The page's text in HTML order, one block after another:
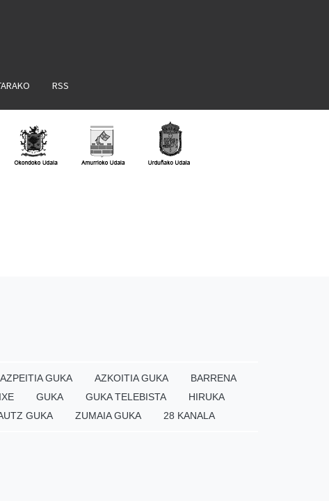
RSS
AZPEITIA GUKA AZKOITIA GUKA
BARRENA
GUKA GUKA TELEBISTA
HIRUKA
GUKA ZUMAIA GUKA 28 KANALA